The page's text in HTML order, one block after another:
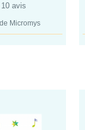
10 avis
Micromys